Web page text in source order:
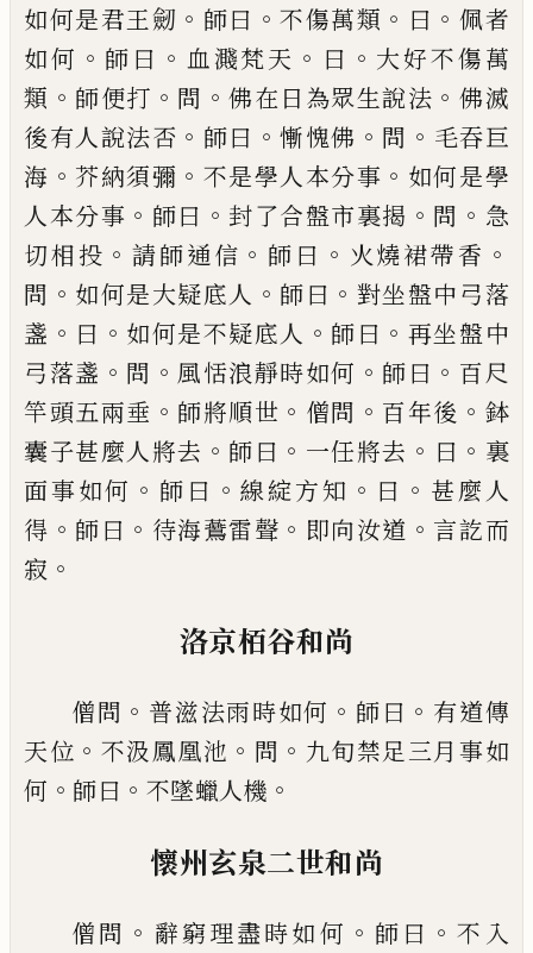
如何是君王劒 。 師曰 。不傷萬類 。 曰 。佩者
如何 。 師曰 。 血濺梵天 。 曰 。 大好不傷萬
類 。 師便打 。 問 。佛在日為眾生說法 。佛滅
後有人說法否 。 師曰 。慚愧佛 。 問 。 毛吞巨
海 。 芥納須彌 。 不是學人本分事 。 如何是學
人本分事 。 師曰 。 封了合盤市裏揭 。 問 。 急
切相投 。請師通信 。 師曰 。 火燒裙帶香 。
問 。 如何是大疑底人 。 師曰 。 對坐盤中弓落
盞 。 曰 。 如何是不疑底人 。 師曰 。 再坐盤中
弓落盞 。 問 。 風恬浪靜時如何 。 師曰 。 百尺
竿頭五兩垂 。 師將順世 。 僧問 。 百年後 。 鉢
囊子甚麼人將去 。 師曰 。 一任將去 。 曰 。 裏
面事如何 。 師曰 。線綻方知 。 曰 。 甚麼人
得 。 師曰 。 待海鷰雷聲 。 即向汝道 。 言訖而
寂 。
洛京栢谷和尚
僧問 。 普滋法雨時如何 。 師曰 。 有道傳
天位 。 不汲鳳凰池 。 問 。 九旬禁足三月事如
何 。 師曰 。 不墜蠟人機 。
懷州玄泉二世和尚
僧問 。 辭窮理盡時如何 。 師曰 。不 入